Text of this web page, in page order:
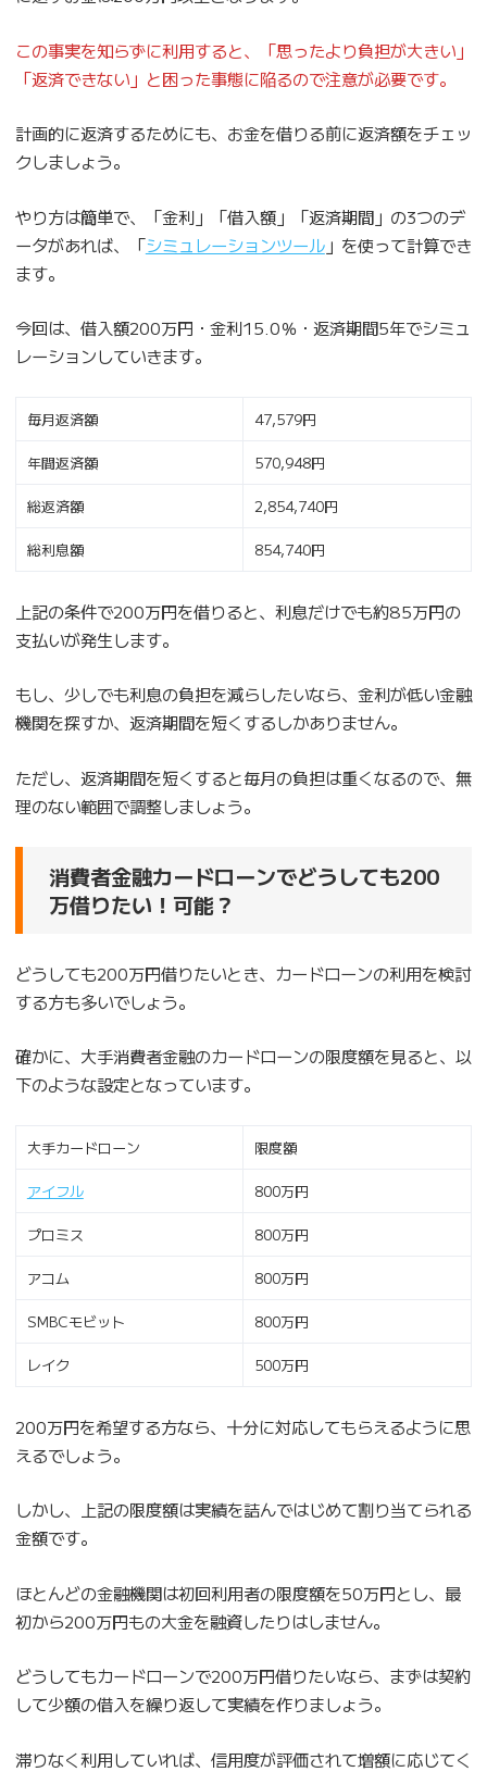
この事実を知らずに利用すると、「思ったより負担が大きい」
「返済できない」と困った事態に陥るので注意が必要です。
計画的に返済するためにも、お金を借りる前に返済額をチェッ
クしましょう。
やり方は簡単で、「金利」「借入額」「返済期間」の3つのデ
ータがあれば、「シミュレーションツール」を使って計算でき
ます。
今回は、借入額200万円・金利15.0％・返済期間5年でシミュ
レーションしていきます。
毎月返済額 47,579円
年間返済額 570,948円
総返済額 2,854,740円
総利息額 854,740円
上記の条件で200万円を借りると、利息だけでも約85万円の
支払いが発生します。
もし、少しでも利息の負担を減らしたいなら、金利が低い金融
機関を探すか、返済期間を短くするしかありません。
ただし、返済期間を短くすると毎月の負担は重くなるので、無
理のない範囲で調整しましょう。
消費者金融カードローンでどうしても200
万借りたい！可能？
どうしても200万円借りたいとき、カードローンの利用を検討
する方も多いでしょう。
確かに、大手消費者金融のカードローンの限度額を見ると、以
下のような設定となっています。
大手カードローン 限度額
アイフル 800万円
プロミス 800万円
アコム 800万円
SMBCモビット 800万円
レイク 500万円
200万円を希望する方なら、十分に対応してもらえるように思
えるでしょう。
しかし、上記の限度額は実績を詰んではじめて割り当てられる
金額です。
ほとんどの金融機関は初回利用者の限度額を50万円とし、最
初から200万円もの大金を融資したりはしません。
どうしてもカードローンで200万円借りたいなら、まずは契約
して少額の借入を繰り返して実績を作りましょう。
滞りなく利用していれば、信用度が評価されて増額に応じてく